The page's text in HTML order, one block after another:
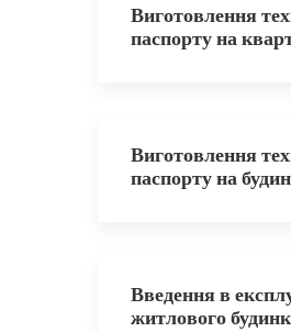
Виготовлення
паспорту на
Виготовлення
паспорту на
Введення в
житлового